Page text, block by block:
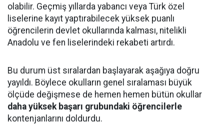
olabilir. Geçmiş yıllarda yabancı veya Türk özel
liselerine kayıt yaptırabilecek yüksek puanlı
öğrencilerin devlet okullarında kalması, nitelikli
Anadolu ve fen liselerindeki rekabeti artırdı.
Bu durum üst sıralardan başlayarak aşağıya doğru
yayıldı. Böylece okulların genel sıralaması büyük
ölçüde değişmese de hemen hemen bütün okullar
daha yüksek başarı grubundaki öğrencilerle
kontenjanlarını doldurdu.